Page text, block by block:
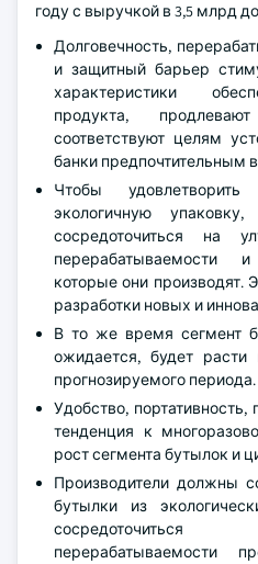
году с выручкой в 3,5 млрд
Долговечность,
и защитный барьер
характеристики
продукта,
соответствуют целям
банки предпочтительным
Чтобы
экологичную
сосредоточиться на
перерабатываемости
которые они производят.
разработки новых и
В то же время сегмент
ожидается, будет
прогнозируемого периода.
Удобство,
тенденция к
рост сегмента бутылок и
Производители должны
бутылки из
перерабатываемости